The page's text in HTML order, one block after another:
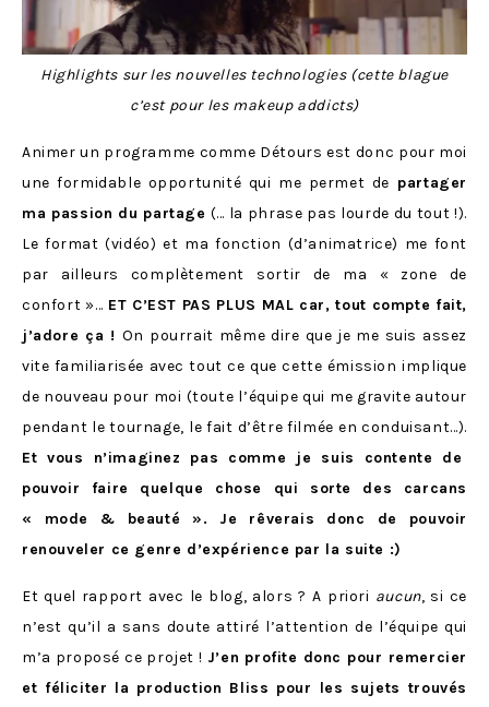
Highlights sur les nouvelles technologies (cette blague
c’est pour les makeup addicts)
Animer un programme comme Détours est donc pour moi
une formidable opportunité qui me permet de partager
ma passion du partage (… la phrase pas lourde du tout !).
Le format (vidéo) et ma fonction (d’animatrice) me font
par ailleurs complètement sortir de ma « zone de
confort »… ET C’EST PAS PLUS MAL car, tout compte fait,
j’adore ça ! On pourrait même dire que je me suis assez
vite familiarisée avec tout ce que cette émission implique
de nouveau pour moi (toute l’équipe qui me gravite autour
pendant le tournage, le fait d’être filmée en conduisant…).
Et vous n’imaginez pas comme je suis contente de
pouvoir faire quelque chose qui sorte des carcans
« mode & beauté ». Je rêverais donc de pouvoir
renouveler ce genre d’expérience par la suite :)
Et quel rapport avec le blog, alors ? A priori aucun, si ce
n’est qu’il a sans doute attiré l’attention de l’équipe qui
m’a proposé ce projet ! J’en profite donc pour remercier
et féliciter la production Bliss pour les sujets trouvés